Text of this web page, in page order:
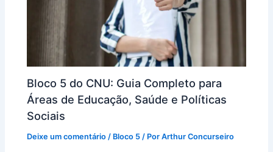
Bloco 5 do CNU: Guia Completo para
Áreas de Educação, Saúde e Políticas
Sociais
Deixe um comentário / Bloco 5 / PorArthur Concurseiro